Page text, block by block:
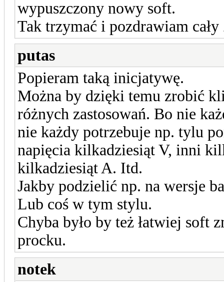
wypuszczony nowy soft.
Tak trzymać i pozdrawiam cały
putas
Popieram taką inicjatywę.
Można by dzięki temu zrobić
różnych zastosowań. Bo nie
nie każdy potrzebuje np. tylu
napięcia kilkadziesiąt V, inni
kilkadziesiąt A. Itd.
Jakby podzielić np. na wersje
Lub coś w tym stylu.
Chyba było by też łatwiej soft
procku.
notek